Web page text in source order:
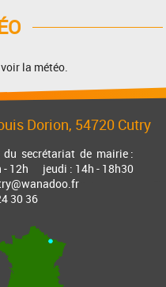
la météo.
Dorion, 54720 Cutry
secrétariat de mairie :
- 12h jeudi : 14h - 18h30
30 36